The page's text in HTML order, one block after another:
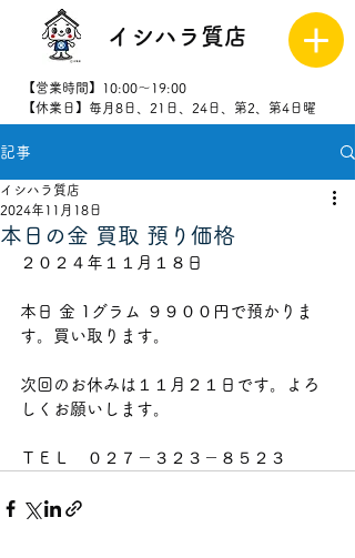
イシハラ質店
【営業時間】10:00～19:00
【休業日】毎月8日、21日、24日、第2、第4日曜
8523
記事
本日の金 買取 預り価格
イシハラ質店
2024年11月18日
２０２４年１１月１８日
本日 金 1グラム ９９００ 円で預かりま
す。買い取ります。
次回のお休みは１１月２１ 日です。よろ
しくお願いします。
ＴＥＬ　０２７－３２３－８５２３